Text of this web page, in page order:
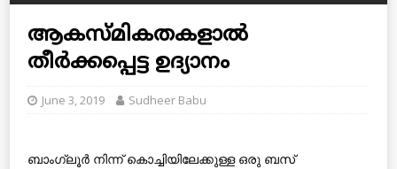
ആകസ്മികതകളാല്‍
തീര്‍ക്കപ്പെട്ട ഉദ്യാനം
June 3, 2019 Sudheer Babu
ബാംഗ്ലൂര്‍ നിന്ന് കൊച്ചിയിലേക്കുള്ള ഒരു ബസ്